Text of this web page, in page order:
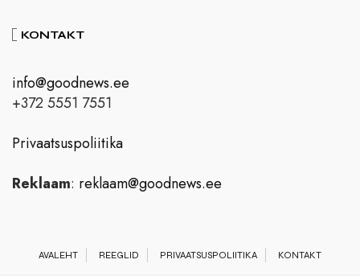
KONTAKT
info@goodnews.ee
+372 5551 7551
Privaatsuspoliitika
Reklaam: reklaam@goodnews.ee
AVALEHT REEGLID PRIVAATSUSPOLIITIKA KONTAKT